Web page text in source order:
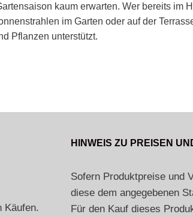
kaum erwarten. Wer bereits im
im Garten oder auf der
Pflanzen unterstützt.
Käufen.
HINWEIS ZU PREISEN
Sofern Produktpreise und
diese dem angegebenen
Für den Kauf dieses